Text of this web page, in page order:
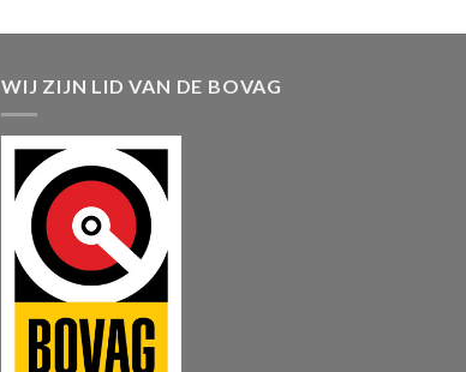
WIJ ZIJN LID VAN DE BOVAG